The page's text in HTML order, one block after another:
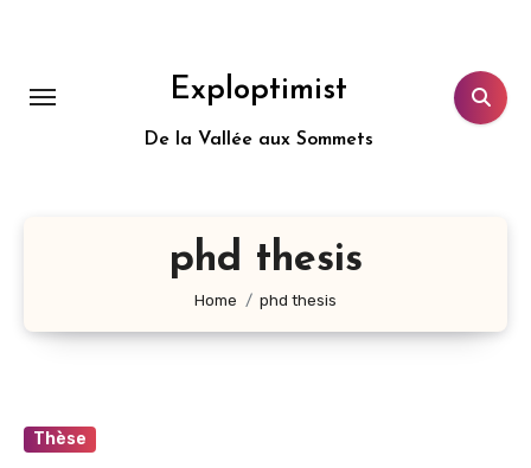
Exploptimist
De la Vallée aux Sommets
phd thesis
Home phd thesis
Thèse